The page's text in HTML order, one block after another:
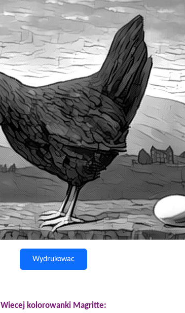
Wydrukowac
Wiecej kolorowanki Magritte: